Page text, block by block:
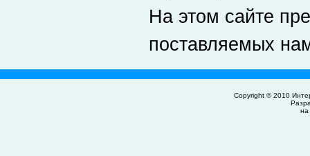
На этом сайте
поставляемых
Copyright © 2010
на